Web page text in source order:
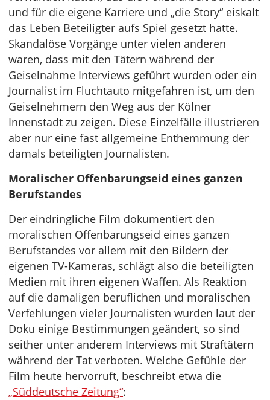
und für die eigene Karriere und „die Story“ eiskalt
das Leben Beteiligter aufs Spiel gesetzt hatte.
Skandalöse Vorgänge unter vielen anderen
waren, dass mit den Tätern während der
Geiselnahme Interviews geführt wurden oder ein
Journalist im Fluchtauto mitgefahren ist, um den
Geiselnehmern den Weg aus der Kölner
Innenstadt zu zeigen. Diese Einzelfälle illustrieren
aber nur eine fast allgemeine Enthemmung der
damals beteiligten Journalisten.
Moralischer Offenbarungseid eines ganzen
Berufstandes
Der eindringliche Film dokumentiert den
moralischen Offenbarungseid eines ganzen
Berufstandes vor allem mit den Bildern der
eigenen TV-Kameras, schlägt also die beteiligten
Medien mit ihren eigenen Waffen. Als Reaktion
auf die damaligen beruflichen und moralischen
Verfehlungen vieler Journalisten wurden laut der
Doku einige Bestimmungen geändert, so sind
seither unter anderem Interviews mit Straftätern
während der Tat verboten. Welche Gefühle der
Film heute hervorruft, beschreibt etwa die
„Süddeutsche Zeitung“: